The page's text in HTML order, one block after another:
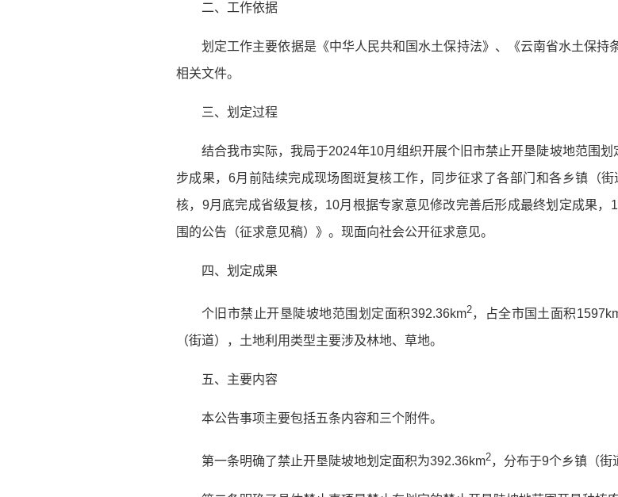
二、工作依据
划定工作主要依据是《中华人民共和国水土保持法》、《云南省水土保
相关文件。
三、划定过程
结合我市实际，我局于2024年10月组织开展个旧市禁止开垦陡坡地范围
步成果，6月前陆续完成现场图斑复核工作，同步征求了各部门和各乡镇（
核，9月底完成省级复核，10月根据专家意见修改完善后形成最终划定成果
围的公告（征求意见稿）》。现面向社会公开征求意见。
四、划定成果
个旧市禁止开垦陡坡地范围划定面积392.36km2，占全市国土面积
（街道），土地利用类型主要涉及林地、草地。
五、主要内容
本公告事项主要包括五条内容和三个附件。
第一条明确了禁止开垦陡坡地划定面积为392.36km2，分布于9个乡镇（街